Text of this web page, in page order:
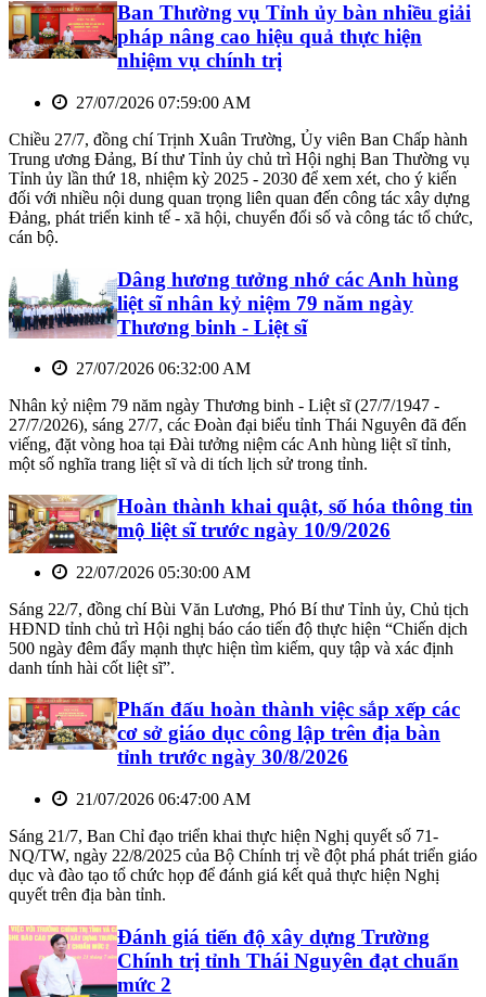
Ban Thường vụ Tỉnh ủy bàn nhiều giải
pháp nâng cao hiệu quả thực hiện
nhiệm vụ chính trị
27/07/2026 07:59:00 AM
Chiều 27/7, đồng chí Trịnh Xuân Trường, Ủy viên Ban Chấp hành
Trung ương Đảng, Bí thư Tỉnh ủy chủ trì Hội nghị Ban Thường vụ
Tỉnh ủy lần thứ 18, nhiệm kỳ 2025 - 2030 để xem xét, cho ý kiến
đối với nhiều nội dung quan trọng liên quan đến công tác xây dựng
Đảng, phát triển kinh tế - xã hội, chuyển đổi số và công tác tổ chức,
cán bộ.
Dâng hương tưởng nhớ các Anh hùng
liệt sĩ nhân kỷ niệm 79 năm ngày
Thương binh - Liệt sĩ
27/07/2026 06:32:00 AM
Nhân kỷ niệm 79 năm ngày Thương binh - Liệt sĩ (27/7/1947 -
27/7/2026), sáng 27/7, các Đoàn đại biểu tỉnh Thái Nguyên đã đến
viếng, đặt vòng hoa tại Đài tưởng niệm các Anh hùng liệt sĩ tỉnh,
một số nghĩa trang liệt sĩ và di tích lịch sử trong tỉnh.
Hoàn thành khai quật, số hóa thông tin
mộ liệt sĩ trước ngày 10/9/2026
22/07/2026 05:30:00 AM
Sáng 22/7, đồng chí Bùi Văn Lương, Phó Bí thư Tỉnh ủy, Chủ tịch
HĐND tỉnh chủ trì Hội nghị báo cáo tiến độ thực hiện “Chiến dịch
500 ngày đêm đẩy mạnh thực hiện tìm kiếm, quy tập và xác định
danh tính hài cốt liệt sĩ”.
Phấn đấu hoàn thành việc sắp xếp các
cơ sở giáo dục công lập trên địa bàn
tỉnh trước ngày 30/8/2026
21/07/2026 06:47:00 AM
Sáng 21/7, Ban Chỉ đạo triển khai thực hiện Nghị quyết số 71-
NQ/TW, ngày 22/8/2025 của Bộ Chính trị về đột phá phát triển giáo
dục và đào tạo tổ chức họp để đánh giá kết quả thực hiện Nghị
quyết trên địa bàn tỉnh.
Đánh giá tiến độ xây dựng Trường
Chính trị tỉnh Thái Nguyên đạt chuẩn
mức 2